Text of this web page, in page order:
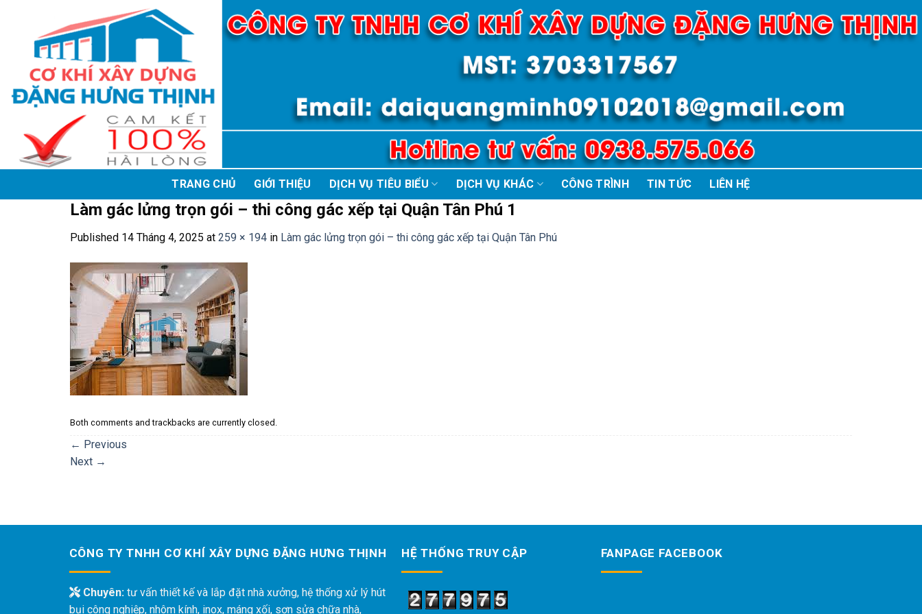
content
TRANG CHỦ GIỚI THIỆU DỊCH VỤ TIÊU BIỂU DỊCH VỤ KHÁC CÔNG TRÌNH TIN TỨC LIÊN HỆ
Làm gác lửng trọn gói – thi công gác xếp tại Quận Tân Phú 1
Published 14 Tháng 4, 2025 at 259 × 194 in Làm gác lửng trọn gói – thi công gác xếp tại Quận Tân Phú
Both comments and trackbacks are currently closed.
← Previous
Next →
CÔNG TY TNHH CƠ KHÍ XÂY DỰNG ĐẶNG HƯNG THỊNH
Chuyên:tư vấn thiết kế và lắp đặt nhà xưởng, hệ thống xử lý hút
bụi công nghiệp, nhôm kính, inox, máng xối, sơn sửa chữa nhà,
HỆ THỐNG TRUY CẬP FANPAGE FACEBOOK